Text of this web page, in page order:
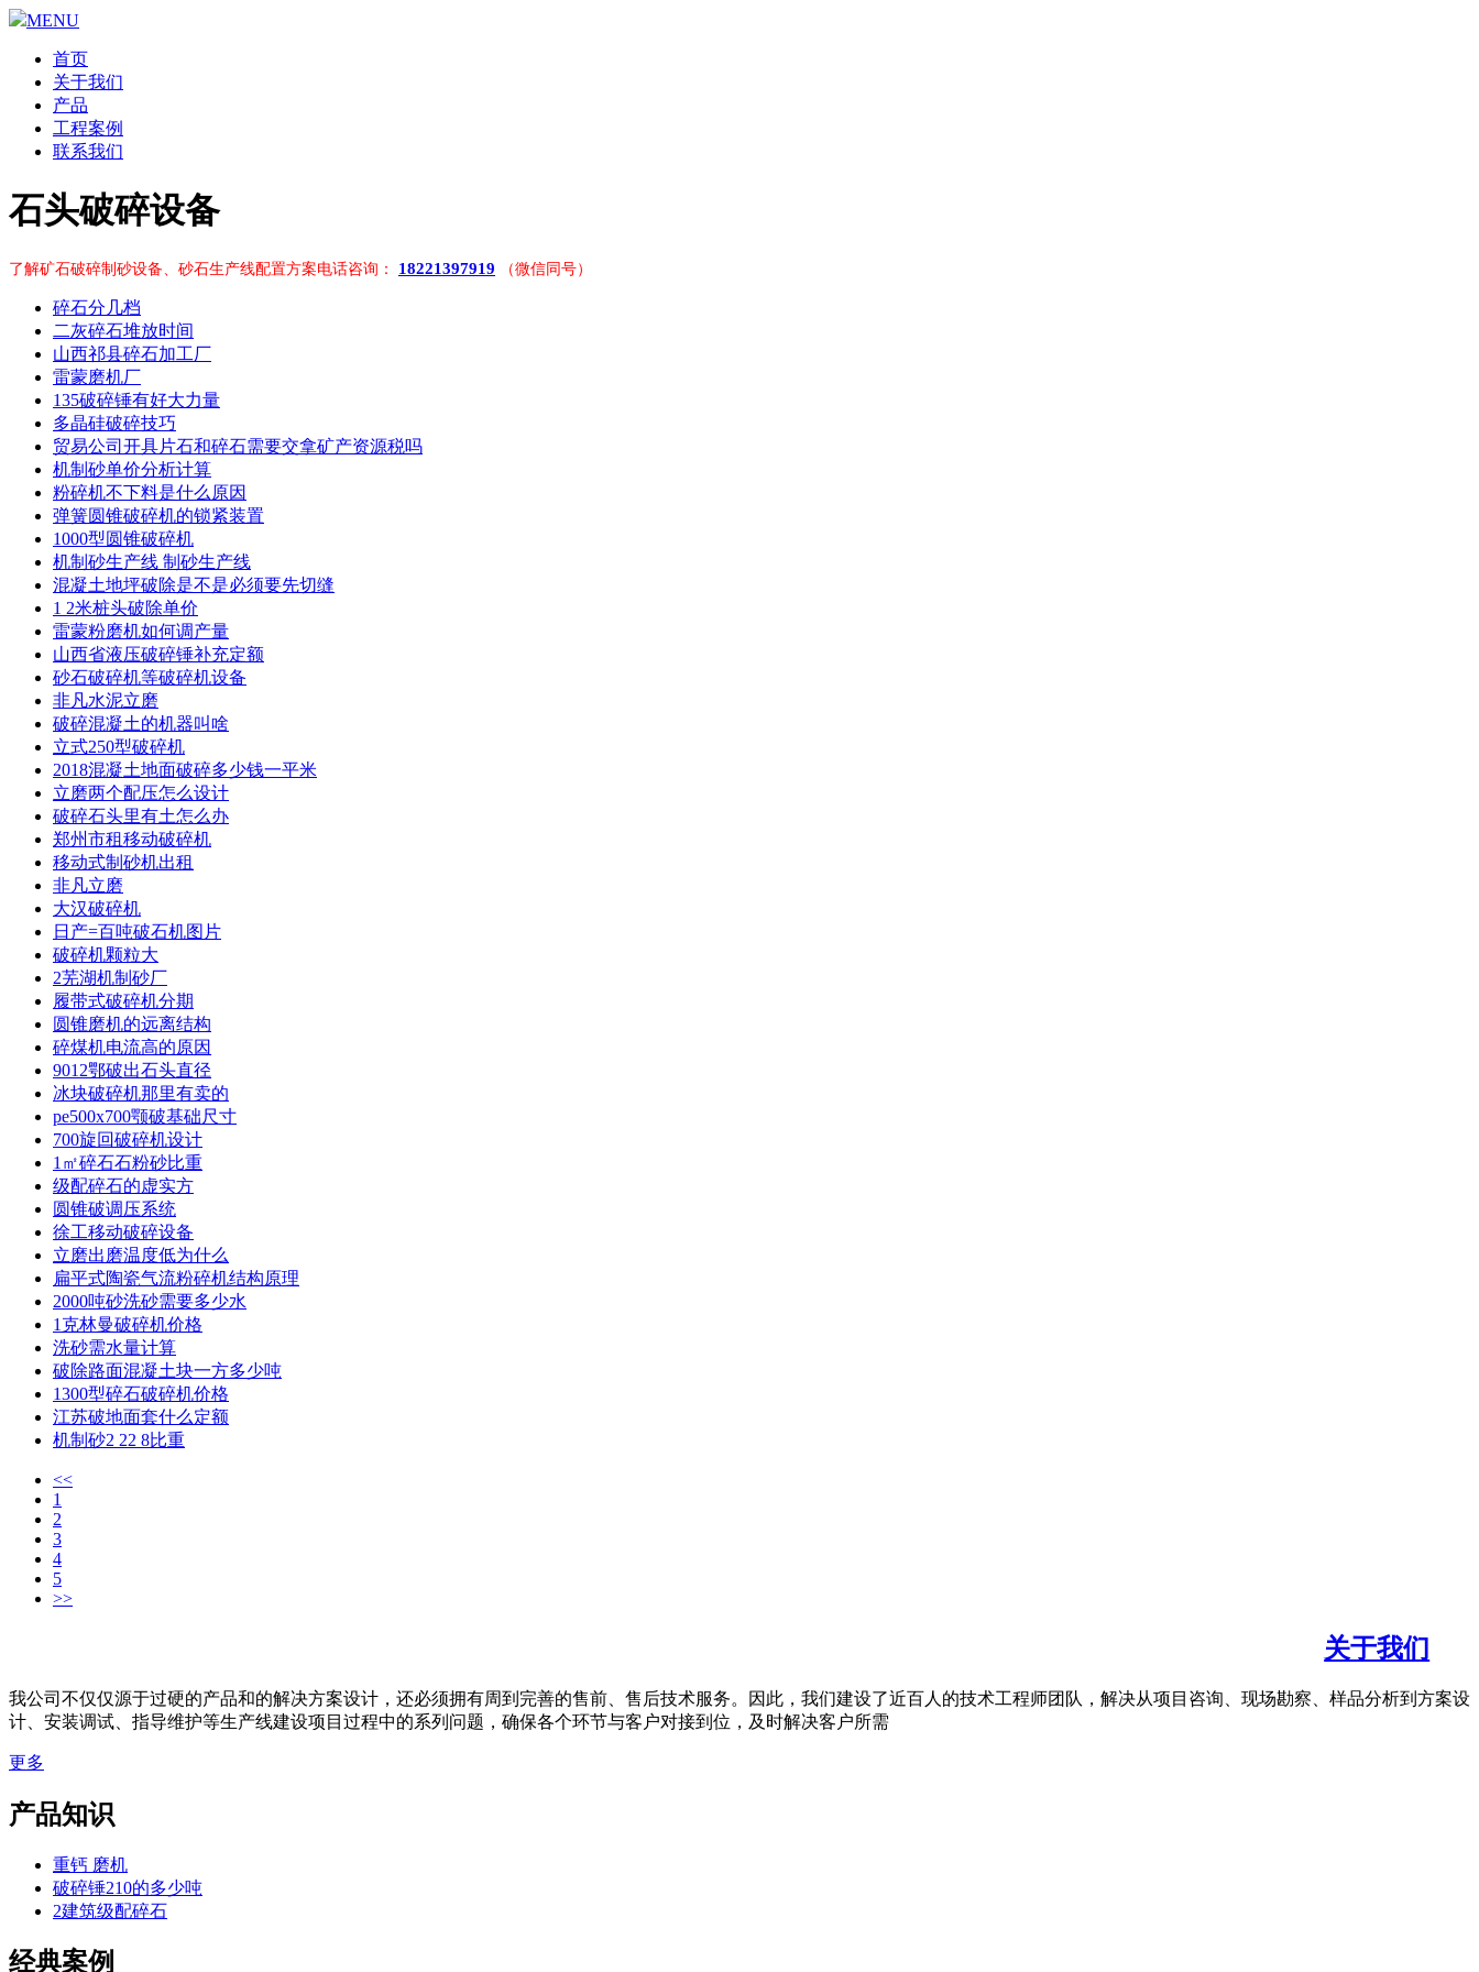
MENU
首页
关于我们
产品
工程案例
联系我们
石头破碎设备
了解矿石破碎制砂设备、砂石生产线配置方案电话咨询： 18221397919 （微信同号）
碎石分几档
二灰碎石堆放时间
山西祁县碎石加工厂
雷蒙磨机厂
135破碎锤有好大力量
多晶硅破碎技巧
贸易公司开具片石和碎石需要交拿矿产资源税吗
机制砂单价分析计算
粉碎机不下料是什么原因
弹簧圆锥破碎机的锁紧装置
1000型圆锥破碎机
机制砂生产线 制砂生产线
混凝土地坪破除是不是必须要先切缝
1 2米桩头破除单价
雷蒙粉磨机如何调产量
山西省液压破碎锤补充定额
砂石破碎机等破碎机设备
非凡水泥立磨
破碎混凝土的机器叫啥
立式250型破碎机
2018混凝土地面破碎多少钱一平米
立磨两个配压怎么设计
破碎石头里有土怎么办
郑州市租移动破碎机
移动式制砂机出租
非凡立磨
大汉破碎机
日产=百吨破石机图片
破碎机颗粒大
2芜湖机制砂厂
履带式破碎机分期
圆锥磨机的远离结构
碎煤机电流高的原因
9012鄂破出石头直径
冰块破碎机那里有卖的
pe500x700颚破基础尺寸
700旋回破碎机设计
1㎡碎石石粉砂比重
级配碎石的虚实方
圆锥破调压系统
徐工移动破碎设备
立磨出磨温度低为什么
扁平式陶瓷气流粉碎机结构原理
2000吨砂洗砂需要多少水
1克林曼破碎机价格
洗砂需水量计算
破除路面混凝土块一方多少吨
1300型碎石破碎机价格
江苏破地面套什么定额
机制砂2 22 8比重
<<
1
2
3
4
5
>>
关于我们
我公司不仅仅源于过硬的产品和的解决方案设计，还必须拥有周到完善的售前、售后技术服务。因此，我们建设了近百人的技术工程师团队，解决从项目咨询、现场勘察、样品分析到方案设
计、安装调试、指导维护等生产线建设项目过程中的系列问题，确保各个环节与客户对接到位，及时解决客户所需
更多
产品知识
重钙 磨机
破碎锤210的多少吨
2建筑级配碎石
经典案例